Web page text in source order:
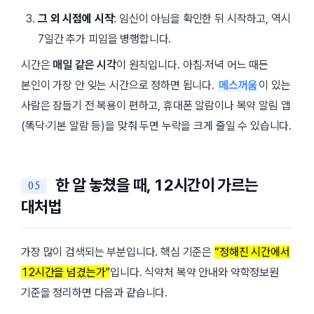
그 외 시점에 시작: 임신이 아님을 확인한 뒤 시작하고, 역시
7일간 추가 피임을 병행합니다.
시간은 매일 같은 시각이 원칙입니다. 아침·저녁 어느 때든
본인이 가장 안 잊는 시간으로 정하면 됩니다. 메스꺼움이 있는
사람은 잠들기 전 복용이 편하고, 휴대폰 알람이나 복약 알림 앱
(똑닥·기본 알람 등)을 맞춰 두면 누락을 크게 줄일 수 있습니다.
한 알 놓쳤을 때, 12시간이 가르는
대처법
가장 많이 검색되는 부분입니다. 핵심 기준은 “정해진 시간에서
12시간을 넘겼는가”입니다. 식약처 복약 안내와 약학정보원
기준을 정리하면 다음과 같습니다.